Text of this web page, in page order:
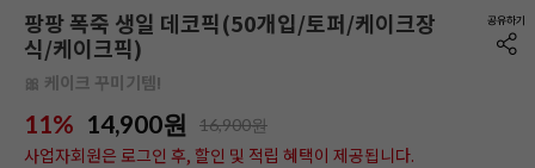
팡팡 폭죽 생일 데코픽(50개입/토퍼/케이크장
식/케이크픽)
🎀 케이크 꾸미기템!
11% 14,900원 16,900원
사업자회원은 로그인 후, 할인 및 적립 혜택이 제공됩니다.